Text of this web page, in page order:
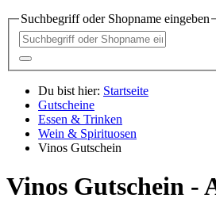
Suchbegriff oder Shopname eingeben
Du bist hier: Startseite
Gutscheine
Essen & Trinken
Wein & Spirituosen
Vinos Gutschein
Vinos Gutschein -